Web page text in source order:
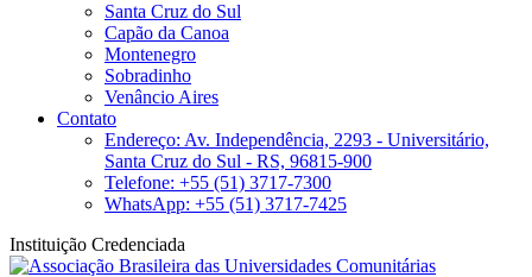
Santa Cruz do Sul
Capão da Canoa
Montenegro
Sobradinho
Venâncio Aires
Contato
Endereço: Av. Independência, 2293 - Universitário,
Santa Cruz do Sul - RS, 96815-900
Telefone: +55 (51) 3717-7300
WhatsApp: +55 (51) 3717-7425
Instituição Credenciada